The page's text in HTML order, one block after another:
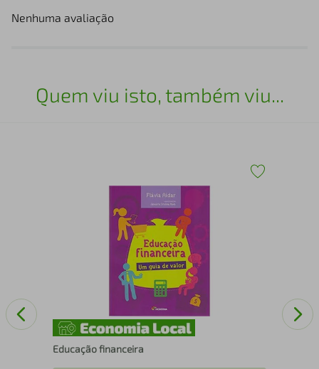
Nenhuma avaliação
Quem viu isto, também viu...
Educação financeira